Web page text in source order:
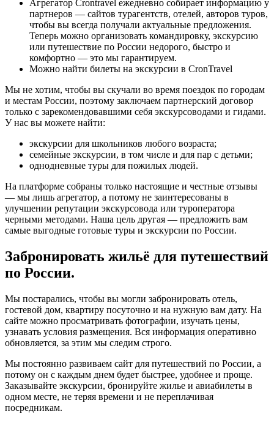
Агрегатор Crontravel ежедневно собирает информацию у
партнеров — сайтов турагентств, отелей, авторов туров,
чтобы вы всегда получали актуальные предложения.
Теперь можно организовать командировку, экскурсию
или путешествие по России недорого, быстро и
комфортно — это мы гарантируем.
Можно найти билеты на экскурсии в CronTravel
Мы не хотим, чтобы вы скучали во время поездок по городам
и местам России, поэтому заключаем партнерский договор
только с зарекомендовавшими себя экскурсоводами и гидами.
У нас вы можете найти:
экскурсии для школьников любого возраста;
семейные экскурсии, в том числе и для пар с детьми;
однодневные туры для пожилых людей.
На платформе собраны только настоящие и честные отзывы
— мы лишь агрегатор, а потому не заинтересованы в
улучшении репутации экскурсовода или туроператора
черными методами. Наша цель другая — предложить вам
самые выгодные готовые туры и экскурсии по России.
Забронировать жильё для путешествий
по России.
Мы постарались, чтобы вы могли забронировать отель,
гостевой дом, квартиру посуточно и на нужную вам дату. На
сайте можно просматривать фотографии, изучать цены,
узнавать условия размещения. Вся информация оперативно
обновляется, за этим мы следим строго.
Мы постоянно развиваем сайт для путешествий по России, а
потому он с каждым днем будет быстрее, удобнее и проще.
Заказывайте экскурсии, бронируйте жилье и авиабилеты в
одном месте, не теряя времени и не переплачивая
посредникам.